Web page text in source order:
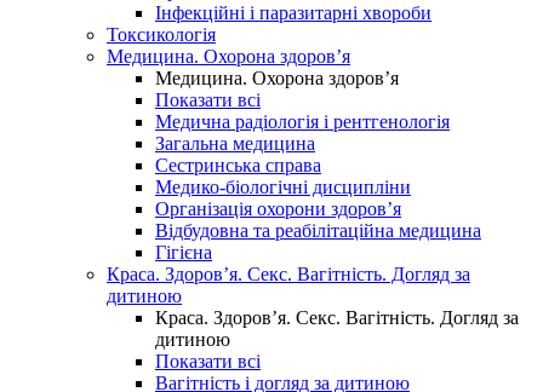
Інфекційні і паразитарні хвороби
Токсикологія
Медицина. Охорона здоров’я
Медицина. Охорона здоров’я
Показати всі
Медична радіологія і рентгенологія
Загальна медицина
Сестринська справа
Медико-біологічні дисципліни
Організація охорони здоров’я
Відбудовна та реабілітаційна медицина
Гігієна
Краса. Здоров’я. Секс. Вагітність. Догляд за
дитиною
Краса. Здоров’я. Секс. Вагітність. Догляд за
дитиною
Показати всі
Вагітність і догляд за дитиною